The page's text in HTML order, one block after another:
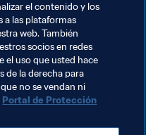
beneficiándose de
apenas sean
alrededor. Mientras
en el parque con
fútbol.
el contenido y los
a las plataformas
web. También
socios en redes
el uso que usted hace
de la derecha para
no se vendan ni
Portal de Protección